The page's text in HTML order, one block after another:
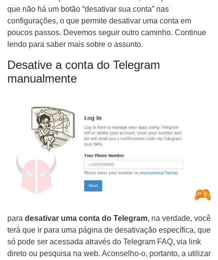
que não há um botão “desativar sua conta” nas
configurações, o que permite desativar uma conta em
poucos passos. Devemos seguir outro caminho. Continue
lendo para saber mais sobre o assunto.
Desative a conta do Telegram
manualmente
para desativar uma conta do Telegram, na verdade, você
terá que ir para uma página de desativação específica, que
só pode ser acessada através do Telegram FAQ, via link
direto ou pesquisa na web. Aconselho-o, portanto, a utilizar